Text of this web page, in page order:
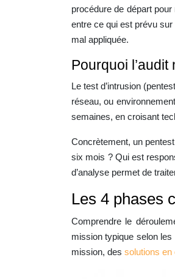
procédure de départ
entre ce qui est prévu sur
mal appliquée.
Pourquoi
Le test d’intrusion
réseau, ou
semaines, en croisant
Concrètement, un
six mois ? Qui est
d’analyse permet de
Les 4 phases
Comprendre le
mission typique selon
mission, des solutions en